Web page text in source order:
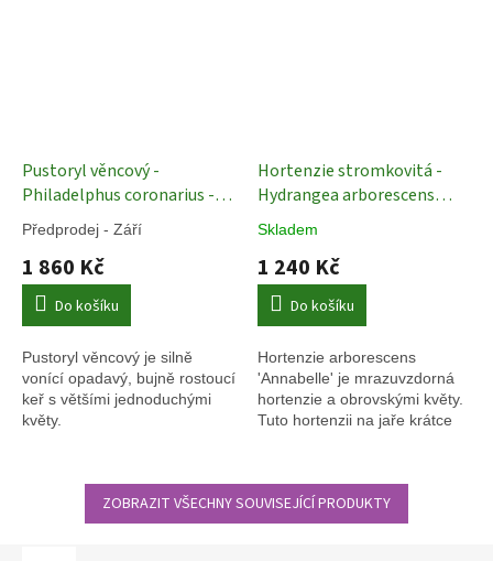
Pustoryl věncový -
Philadelphus coronarius -
nepravý jasmín - 12 l
Okrasné keře
Předprodej - Září
1 860 Kč
Do košíku
Pustoryl věncový je silně
vonící opadavý, bujně rostoucí
keř s většími jednoduchými
květy.
Hortenzie stromkovitá -
Hydrangea arborescens
´Annabelle´ - 110 - 120 cm,
12 lOkrasné keře
Skladem
1 240 Kč
Do košíku
Hortenzie arborescens
'Annabelle' je mrazuvzdorná
hortenzie a obrovskými květy.
Tuto hortenzii na jaře krátce
ZOBRAZIT VŠECHNY SOUVISEJÍCÍ PRODUKTY